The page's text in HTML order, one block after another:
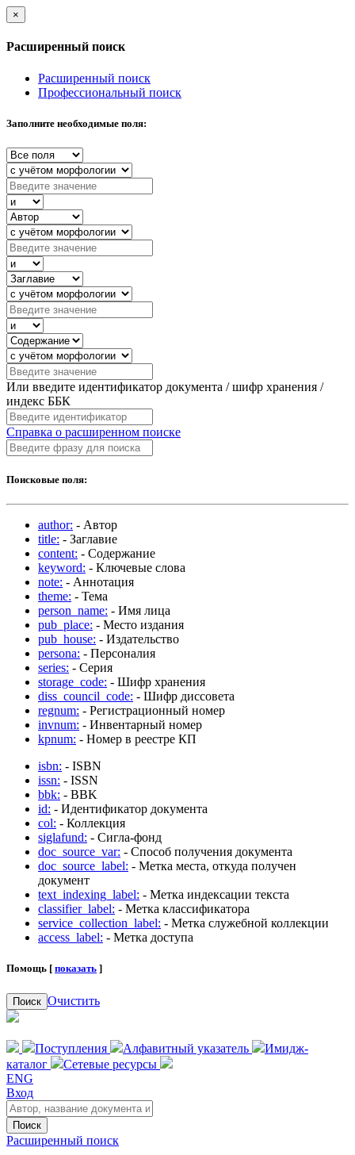
×
Расширенный поиск
Расширенный поиск
Профессиональный поиск
Заполните необходимые поля:
Или введите идентификатор документа / шифр хранения /
индекс ББК
Справка о расширенном поиске
Поисковые поля:
author: - Автор
title: - Заглавие
content: - Содержание
keyword: - Ключевые слова
note: - Аннотация
theme: - Тема
person_name: - Имя лица
pub_place: - Место издания
pub_house: - Издательство
persona: - Персоналия
series: - Серия
storage_code: - Шифр хранения
diss_council_code: - Шифр диссовета
regnum: - Регистрационный номер
invnum: - Инвентарный номер
kpnum: - Номер в реестре КП
isbn: - ISBN
issn: - ISSN
bbk: - BBK
id: - Идентификатор документа
col: - Коллекция
siglafund: - Сигла-фонд
doc_source_var: - Способ получения документа
doc_source_label: - Метка места, откуда получен
документ
text_indexing_label: - Метка индексации текста
classifier_label: - Метка классификатора
service_collection_label: - Метка служебной коллекции
access_label: - Метка доступа
Помощь [ показать ]
Поиск Очистить
Поступления Алфавитный указатель
Имидж-
каталог
Сетевые ресурсы
ENG
Вход
Поиск
Расширенный поиск